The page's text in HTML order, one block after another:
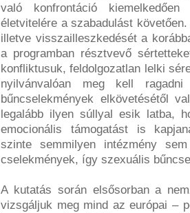
való konfrontáció
életvitelére a szabadulást
illetve visszailleszkedését a
a programban résztvevő
konfliktusuk, feldolgozatlan lelki
nyilvánvalóan meg kell
bűncselekmények elkövetésétől
legalább ilyen súllyal esik latba,
emocionális támogatást is
szinte semmilyen intézmény
cselekmények, így szexuális
A kutatás során elsősorban a
vizsgáljuk meg mind az európai –